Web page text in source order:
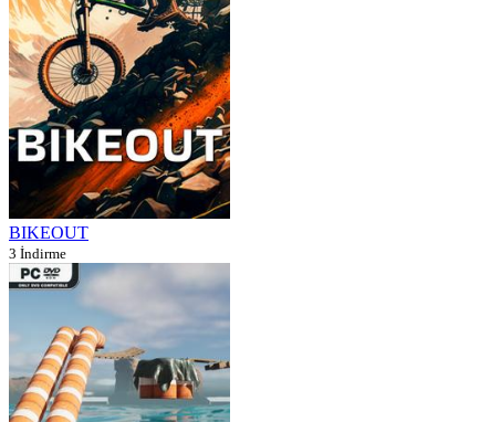
BIKEOUT
3 İndirme